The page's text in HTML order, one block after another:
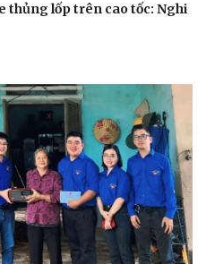
thủng lốp trên cao tốc: Nghi